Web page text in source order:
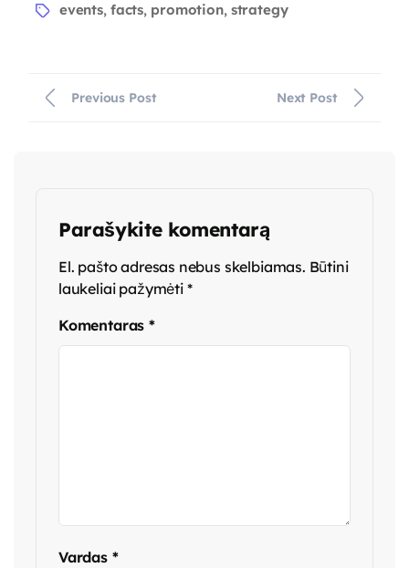
events, facts, promotion, strategy
Previous Post Next Post
Parašykite komentarą
El. pašto adresas nebus skelbiamas. Būtini
laukeliai pažymėti *
Komentaras*
Vardas *